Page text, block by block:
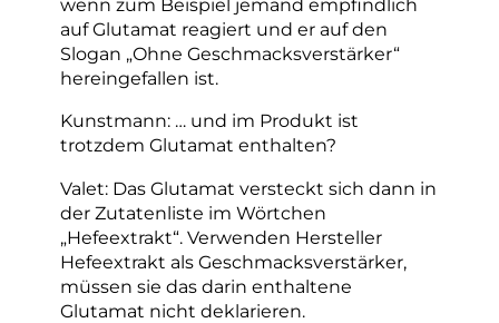
wenn zum Beispiel jemand empfindlich
auf Glutamat reagiert und er auf den
Slogan „Ohne Geschmacksverstärker“
hereingefallen ist.
Kunstmann: … und im Produkt ist
trotzdem Glutamat enthalten?
Valet: Das Glutamat versteckt sich dann in
der Zutatenliste im Wörtchen
„Hefeextrakt“. Verwenden Hersteller
Hefeextrakt als Geschmacksverstärker,
müssen sie das darin enthaltene
Glutamat nicht deklarieren.